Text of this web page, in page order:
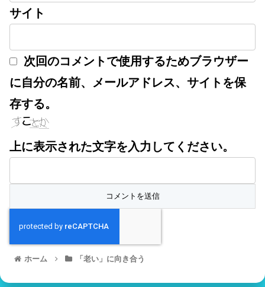
サイト
次回のコメントで使用するためブラウザー
に自分の名前、メールアドレス、サイトを保
存する。
上に表示された文字を入力してください。
ホーム 「老い」に向き合う